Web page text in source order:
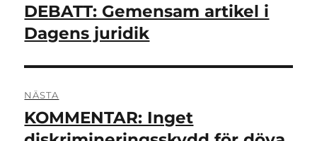
Föregående
inlägg:
DEBATT: Gemensam artikel i
Dagens juridik
NÄSTA
Nästa
inlägg:
KOMMENTAR: Inget